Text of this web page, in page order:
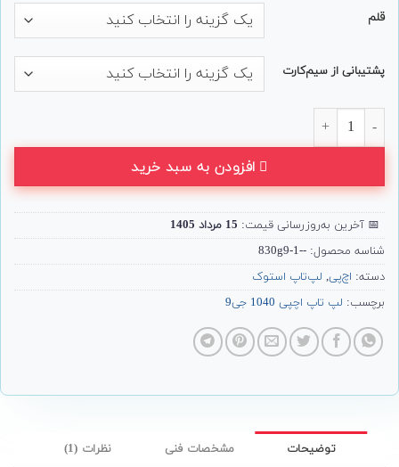
قلم
پشتیبانی از سیم‌کارت
لپ تاپ 2 در 1 HP مدل Elite x360 1040 G9 عدد
افزودن به سبد خرید
📅 آخرین به‌روزرسانی قیمت: 15 مرداد 1405
شناسه محصول: --830g9-1
دسته: اچ‌پی, لپ‌تاپ استوک
برچسب: لپ تاپ اچپی 1040 جی9
توضیحات مشخصات فنی نظرات (1)